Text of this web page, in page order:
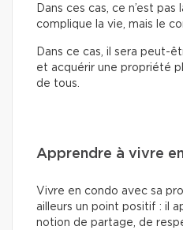
Dans ces cas, ce n’est
complique la vie, mais le
Dans ce cas, il sera peut-
et acquérir une propriété
de tous.
Apprendre à vivre
Vivre en condo avec sa
ailleurs un point positif : il
notion de partage, de